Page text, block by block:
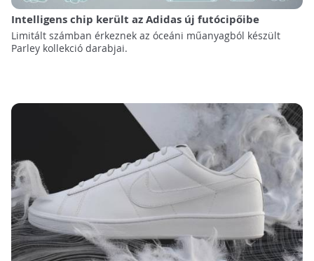
Intelligens chip került az Adidas új futócipőibe
Limitált számban érkeznek az óceáni műanyagból készült
Parley kollekció darabjai.